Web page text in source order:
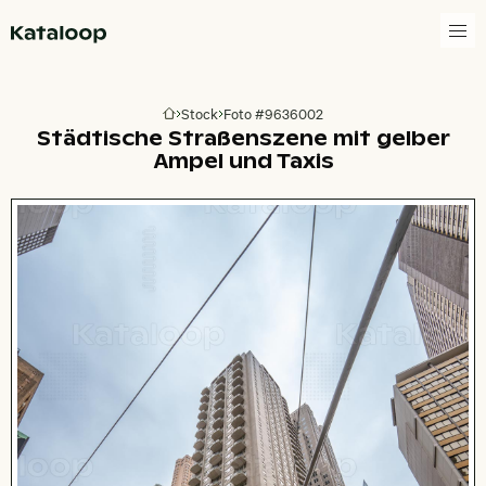
Zur Homepage
Stock Foto #9636002
Städtische Straßenszene mit gelber
Ampel und Taxis